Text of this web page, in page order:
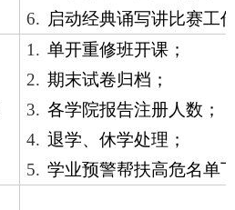
6. 启动经典诵写讲比赛工
1. 单开重修班开课；
2. 期末试卷归档；
3. 各学院报告注册人数；
4. 退学、休学处理；
5. 学业预警帮扶高危名单